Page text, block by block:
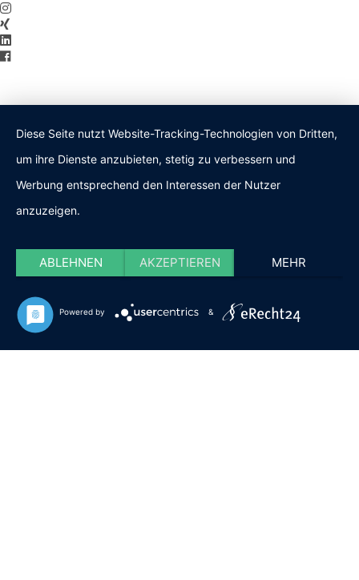
Diese Seite nutzt Website-Tracking-Technologien von Dritten,
um ihre Dienste anzubieten, stetig zu verbessern und
Werbung entsprechend den Interessen der Nutzer
anzuzeigen.
ABLEHNEN AKZEPTIEREN MEHR
Powered by &